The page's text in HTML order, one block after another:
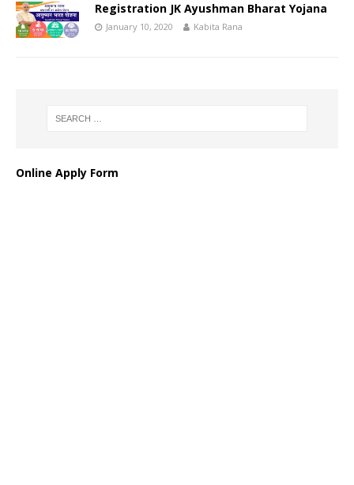
Registration JK Ayushman Bharat Yojana
January 10, 2020 Kabita Rana
Online Apply Form